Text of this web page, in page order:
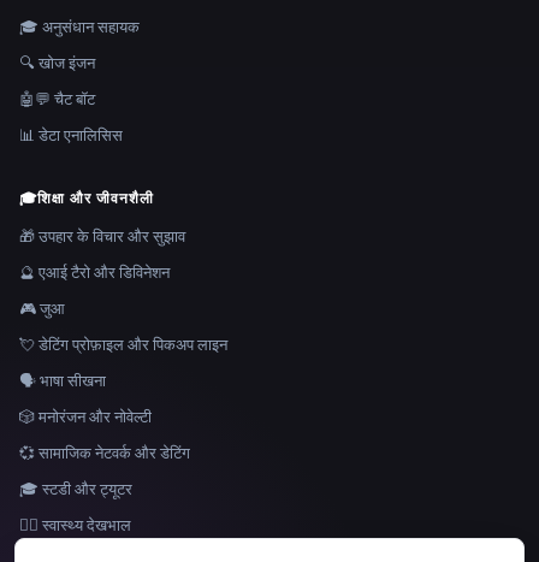
भाषा
🎓 अनुसंधान सहायक
🔍 खोज इंजन
🤖💬 चैट बॉट
📊 डेटा एनालिसिस
🎓शिक्षा और जीवनशैली
🎁 उपहार के विचार और सुझाव
🔮 एआई टैरो और डिविनेशन
🎮 जुआ
💘 डेटिंग प्रोफ़ाइल और पिकअप लाइन
🗣️ भाषा सीखना
🎲 मनोरंजन और नोवेल्टी
💞 सामाजिक नेटवर्क और डेटिंग
🎓 स्टडी और ट्यूटर
👩‍⚕️ स्वास्थ्य देखभाल